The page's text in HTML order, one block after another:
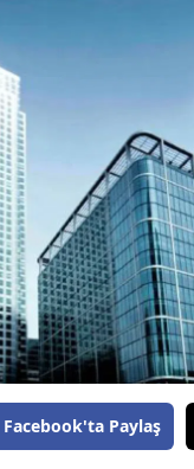
Facebook'ta Paylaş